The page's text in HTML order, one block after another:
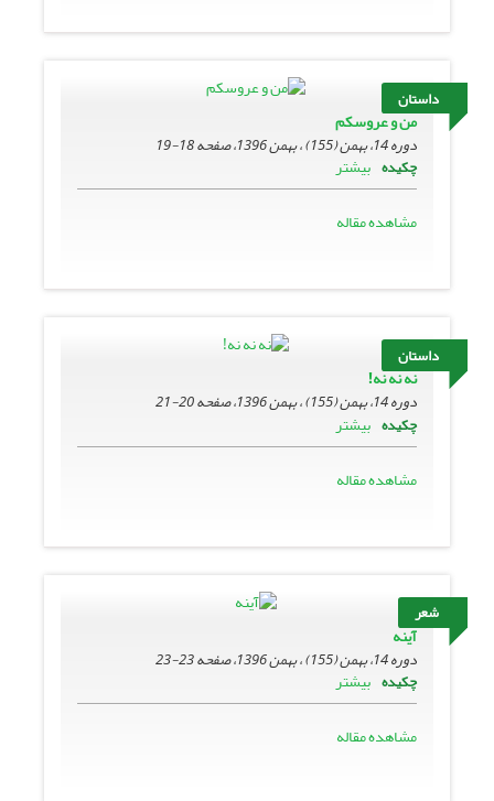
داستان
من و عروسکم
دوره 14، بهمن (155) ، بهمن 1396، صفحه
18-19
چکیده بیشتر
مشاهده مقاله
داستان
نه نه نه!
دوره 14، بهمن (155) ، بهمن 1396، صفحه
20-21
چکیده بیشتر
مشاهده مقاله
شعر
آینه
دوره 14، بهمن (155) ، بهمن 1396، صفحه
23-23
چکیده بیشتر
مشاهده مقاله